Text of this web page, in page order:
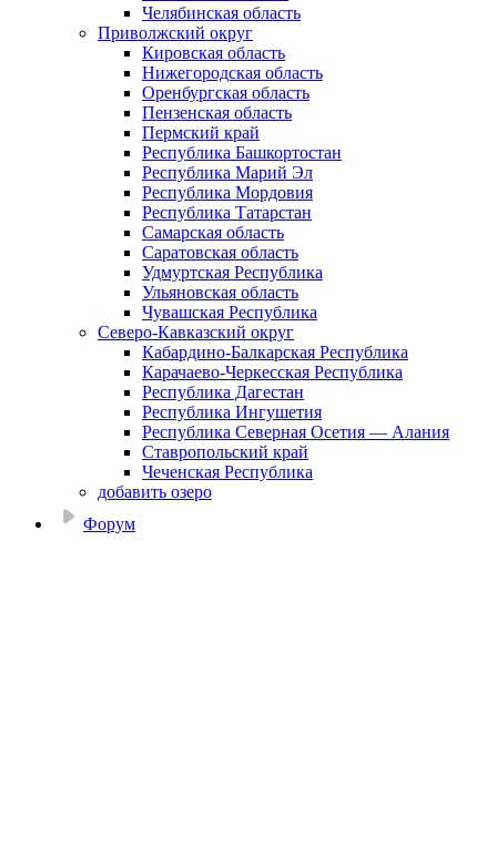
Челябинская область
Приволжский округ
Кировская область
Нижегородская область
Оренбургская область
Пензенская область
Пермский край
Республика Башкортостан
Республика Марий Эл
Республика Мордовия
Республика Татарстан
Самарская область
Саратовская область
Удмуртская Республика
Ульяновская область
Чувашская Республика
Северо-Кавказский округ
Кабардино-Балкарская Республика
Карачаево-Черкесская Республика
Республика Дагестан
Республика Ингушетия
Республика Северная Осетия — Алания
Ставропольский край
Чеченская Республика
добавить озеро
Форум